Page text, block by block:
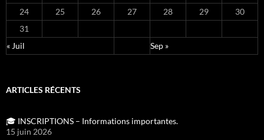
24
25 26 27 28 29
30
31
« Juil
Sep »
ARTICLES RÉCENTS
🎓 INSCRIPTIONS – Informations importantes.
15 juin 2026